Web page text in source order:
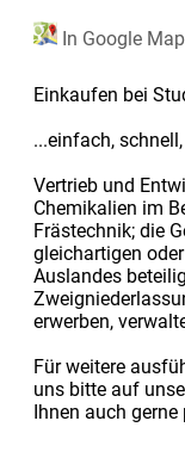
In Google
Einkaufen bei
...einfach,
Vertrieb und
Chemikalien im
Frästechnik; die
gleichartigen
Auslandes
erwerben,
Für weitere
uns bitte auf
Ihnen auch